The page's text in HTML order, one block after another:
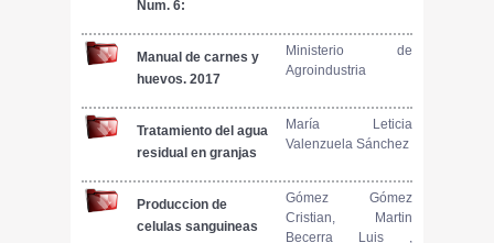
Num. 6:
REGIONALES:
PORCINOS
Manual de carnes y
huevos. 2017
Ministerio de
Agroindustria
Tratamiento del agua
residual en granjas
Problematica e
Importancia
María Leticia
Valenzuela Sánchez
Produccion de
celulas sanguineas
Gómez Gómez
Cristian, Martin
Becerra Luis ,